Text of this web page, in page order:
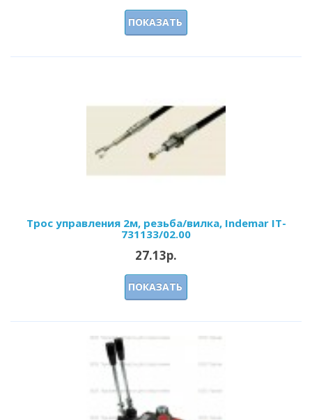
ПОКАЗАТЬ
Трос управления 2м, резьба/вилка, Indemar IT-
731133/02.00
27.13р.
ПОКАЗАТЬ